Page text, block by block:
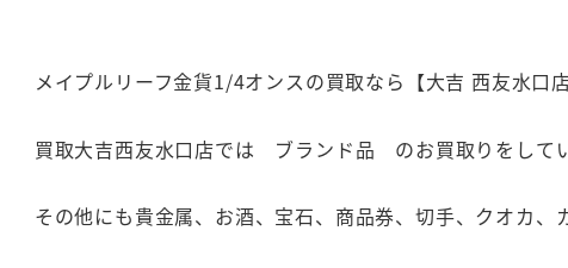
メイプルリーフ金貨1/4オンスの買取なら【大吉 西友水口
買取大吉西友水口店では ブランド品 のお買取りをしてい
その他にも貴金属、お酒、宝石、商品券、切手、クオカ、